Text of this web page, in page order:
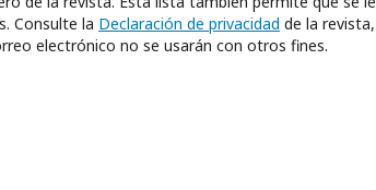
Consulte la Declaración de privacidad de la
electrónico no se usarán con otros fines.